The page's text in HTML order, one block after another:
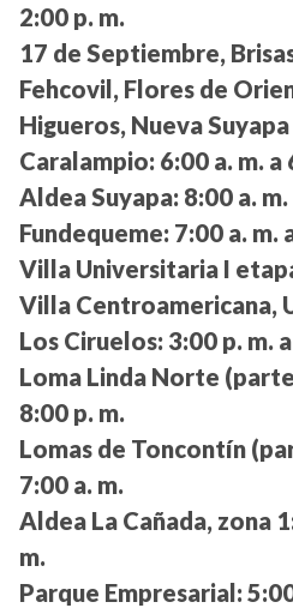
2:00 p. m.
17 de Septiembre,
Fehcovil, Flores de
Higueros, Nueva
Caralampio: 6:00 a. m. a
Aldea Suyapa: 8:00 a.
Fundequeme: 7:00 a. m.
Villa Universitaria I
Villa Centroamericana,
Los Ciruelos: 3:00 p. m.
Loma Linda Norte
8:00 p. m.
Lomas de Toncontín
7:00 a. m.
Aldea La Cañada, zona
m.
Parque Empresarial: